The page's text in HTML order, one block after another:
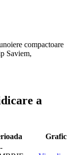
compactoare
Saviem,
a
Grafic